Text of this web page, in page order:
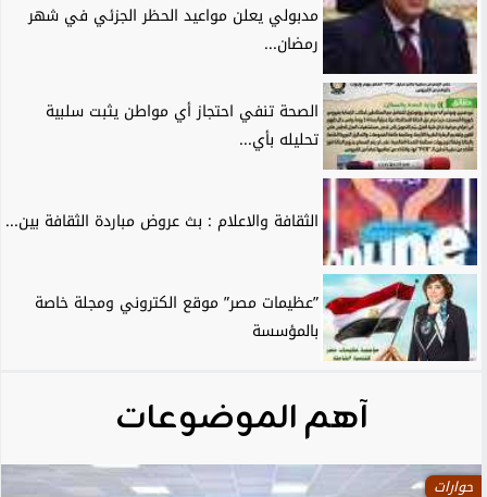
مدبولي يعلن مواعيد الحظر الجزئي في شهر
رمضان...
الصحة تنفي احتجاز أي مواطن يثبت سلبية
تحليله بأي...
الثقافة والاعلام : بث عروض مباردة الثقافة بين...
”عظيمات مصر” موقع الكتروني ومجلة خاصة
بالمؤسسة
آهم الموضوعات
حوارات